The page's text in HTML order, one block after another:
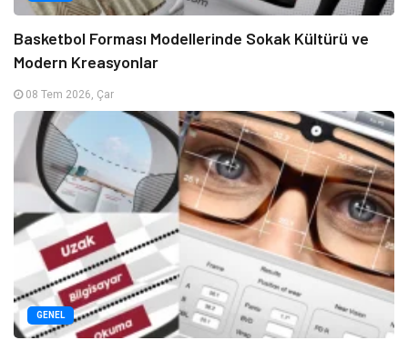
Basketbol Forması Modellerinde Sokak Kültürü ve
Modern Kreasyonlar
08 Tem 2026, Çar
GENEL